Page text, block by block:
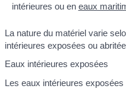
intérieures ou en eaux
La nature du matériel varie
intérieures exposées ou
Eaux intérieures exposées
Les eaux intérieures